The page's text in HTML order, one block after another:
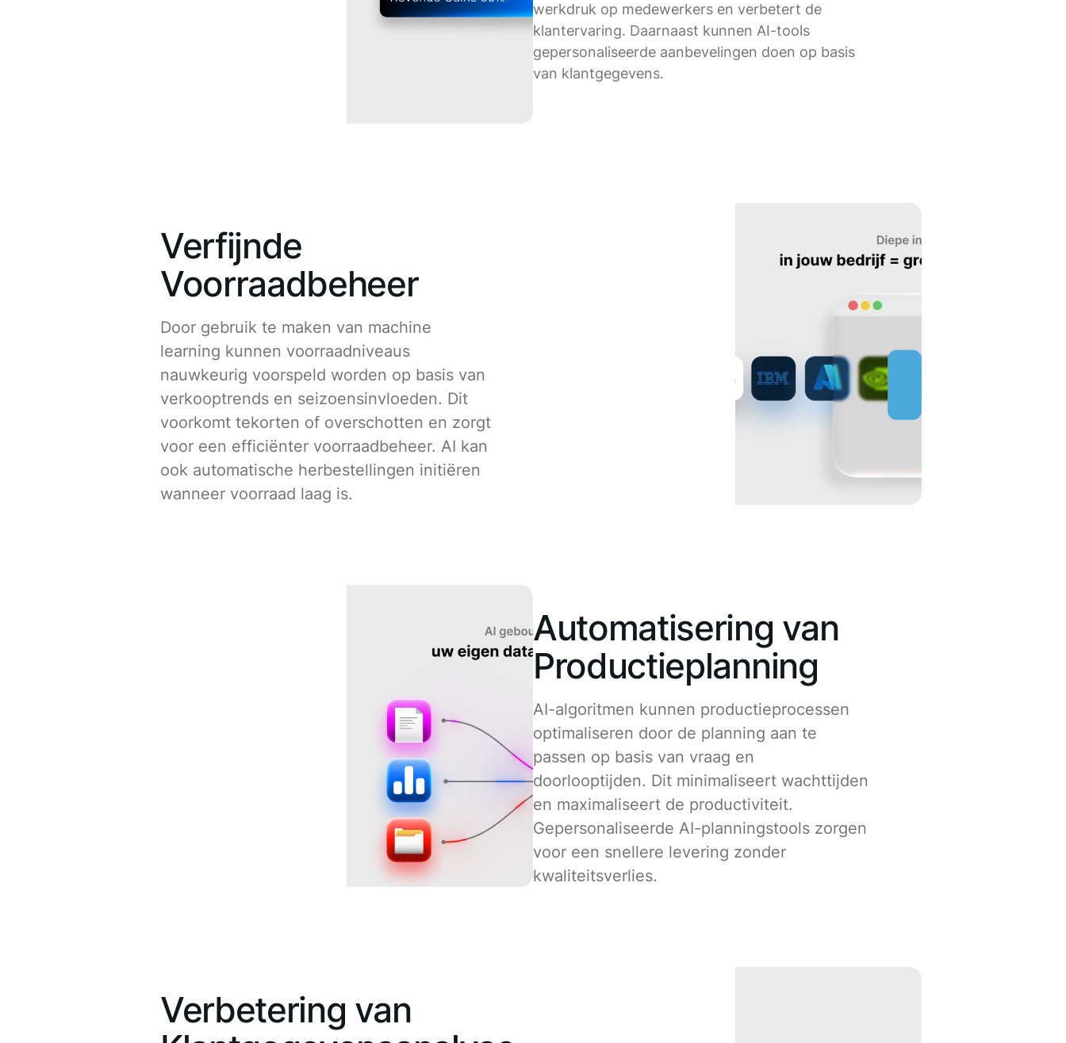
werkdruk op medewerkers en verbetert de
klantervaring. Daarnaast kunnen AI-tools
gepersonaliseerde aanbevelingen doen op basis
van klantgegevens.
Verfijnde
Voorraadbeheer
Door gebruik te maken van machine
learning kunnen voorraadniveaus
nauwkeurig voorspeld worden op basis van
verkooptrends en seizoensinvloeden. Dit
voorkomt tekorten of overschotten en zorgt
voor een efficiënter voorraadbeheer. AI kan
ook automatische herbestellingen initiëren
wanneer voorraad laag is.
Automatisering van
Productieplanning
AI-algoritmen kunnen productieprocessen
optimaliseren door de planning aan te
passen op basis van vraag en
doorlooptijden. Dit minimaliseert wachttijden
en maximaliseert de productiviteit.
Gepersonaliseerde AI-planningstools zorgen
voor een snellere levering zonder
kwaliteitsverlies.
Verbetering van